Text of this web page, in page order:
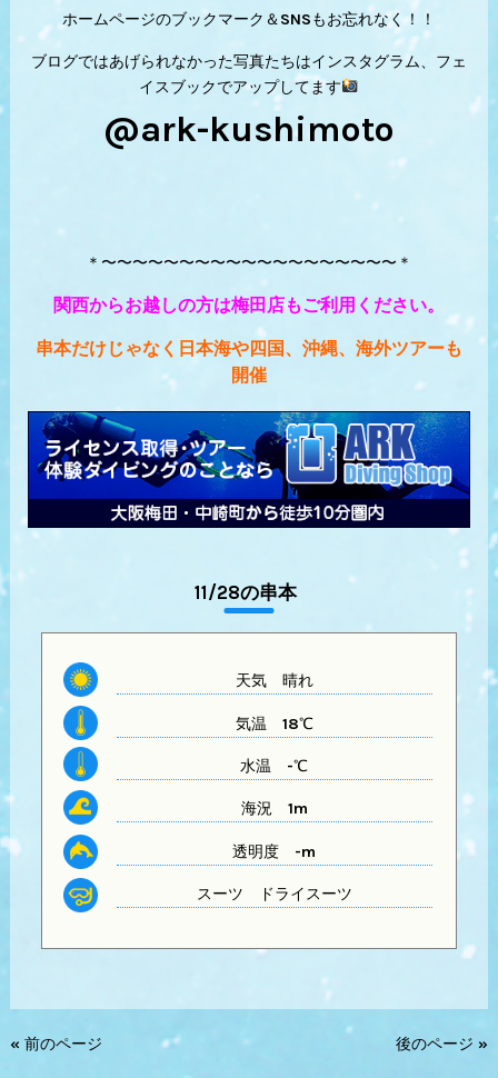
ホームページのブックマーク＆SNSもお忘れなく！！
ブログではあげられなかった写真たちはインスタグラム、フェ
イスブックでアップしてます
@ark-kushimoto
＊〜〜〜〜〜〜〜〜〜〜〜〜〜〜〜〜〜〜〜＊
関西からお越しの方は梅田店もご利用ください。
串本だけじゃなく日本海や四国、沖縄、海外ツアーも
開催
11/28の串本
天気晴れ
気温 18℃
水温 -℃
海況 1m
透明度 -m
スーツ ドライスーツ
« 前のページ 後のページ »